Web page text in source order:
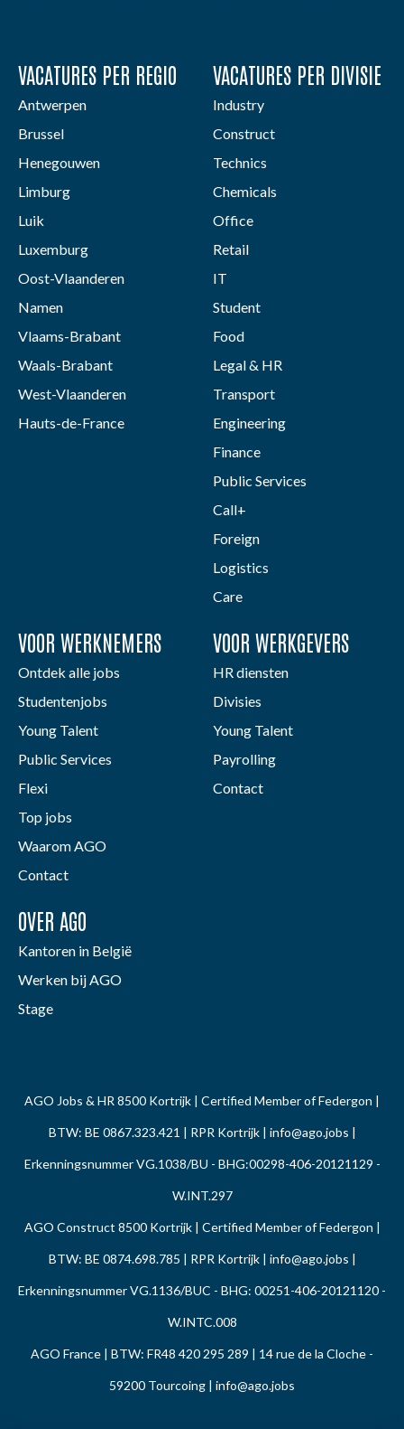
VACATURES PER REGIO
Antwerpen
Brussel
Henegouwen
Limburg
Luik
Luxemburg
Oost-Vlaanderen
Namen
Vlaams-Brabant
Waals-Brabant
West-Vlaanderen
Hauts-de-France
VACATURES PER DIVISIE
Industry
Construct
Technics
Chemicals
Office
Retail
IT
Student
Food
Legal & HR
Transport
Engineering
Finance
Public Services
Call+
Foreign
Logistics
Care
VOOR WERKNEMERS
Ontdek alle jobs
Studentenjobs
Young Talent
Public Services
Flexi
Top jobs
Waarom AGO
Contact
VOOR WERKGEVERS
HR diensten
Divisies
Young Talent
Payrolling
Contact
OVER AGO
Kantoren in België
Werken bij AGO
Stage
AGO Jobs & HR 8500 Kortrijk | Certified Member of Federgon |
BTW: BE 0867.323.421 | RPR Kortrijk | info@ago.jobs |
Erkenningsnummer VG.1038/BU - BHG:00298-406-20121129 -
W.INT.297
AGO Construct 8500 Kortrijk | Certified Member of Federgon |
BTW: BE 0874.698.785 | RPR Kortrijk | info@ago.jobs |
Erkenningsnummer VG.1136/BUC - BHG: 00251-406-20121120 -
W.INTC.008
AGO France | BTW: FR48 420 295 289 | 14 rue de la Cloche -
59200 Tourcoing | info@ago.jobs